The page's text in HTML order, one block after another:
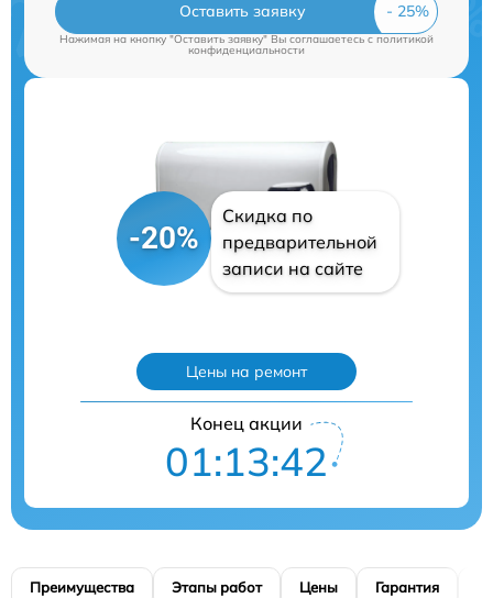
Оставить заявку
Нажимая на кнопку "Оставить заявку" Вы соглашаетесь cполитикой
конфиденциальности
-20%
Скидка по
предварительной
записи на сайте
Цены на ремонт
Конец акции
01:13:41
Преимущества Этапы работ Цены Гарантия